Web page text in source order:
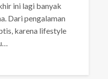
ini lagi banyak
Dari pengalaman
karena lifestyle